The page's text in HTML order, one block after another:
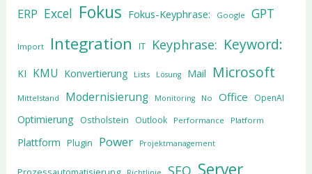
ERP Excel Fokus Fokus-Keyphrase: Google GPT
Import Integration IT Keyphrase: Keyword:
KI KMU Konvertierung Lists Lösung Mail Microsoft
Mittelstand Modernisierung Monitoring No Office OpenAI
Optimierung Ostholstein Outlook Performance Platform
Plattform Plugin Power Projektmanagement